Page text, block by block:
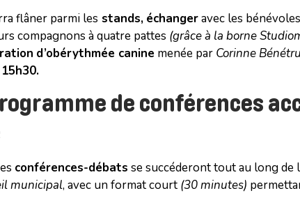
flâner parmi les stands, échangeravec les
compagnons à quatre pattes (grâce à la borne
d’obérythmée canine menée par Corinne
de conférences
conférences-débats se succéderont tout au long de
municipal, avec un format court(30 minutes)